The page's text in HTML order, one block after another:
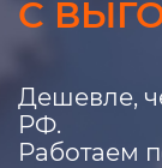
С
Дешевле,
РФ.
Работаем